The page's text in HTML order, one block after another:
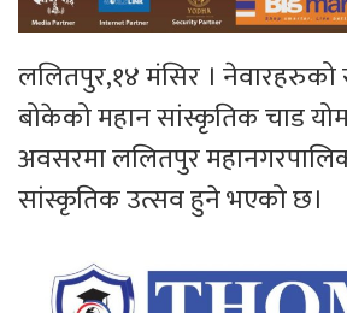
ललितपुर,१४ मंसिर ।
बोकेको महान सांस्कृतिक चाड
अवसरमा ललितपुर
सांस्कृतिक उत्सव हुने भएको छ।